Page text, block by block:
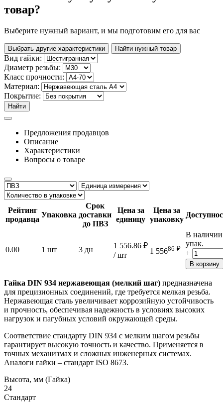
товар?
Выберите нужный вариант, и мы подготовим его для вас
Выбрать другие характеристики Найти нужный товар
Вид гайки:
Диаметр резьбы:
Класс прочности:
Материал:
Покрытие:
Найти
Предложения продавцов
Описание
Характеристики
Вопросы о товаре
Рейтинг
продавца
Упаковка
Срок
доставки
до ПВЗ
Цена за
единицу
Цена за
упаковку
0.00 1 шт 3 дн 1 556.86 ₽
/ шт
1 55686 ₽
В
упак.
+
В корзину
Гайка DIN 934 нержавеющая (мелкий шаг) предназначена
для прецизионных соединений, где требуется мелкая резьба.
Нержавеющая сталь увеличивает коррозийную устойчивость
и прочность, обеспечивая надежность в условиях высоких
нагрузок и пагубных условий окружающей среды.
Соответствие стандарту DIN 934 с мелким шагом резьбы
гарантирует высокую точность и качество. Применяется в
точных механизмах и сложных инженерных системах.
Аналоги гайки – стандарт ISO 8673.
Высота, мм (Гайка)
24
Стандарт